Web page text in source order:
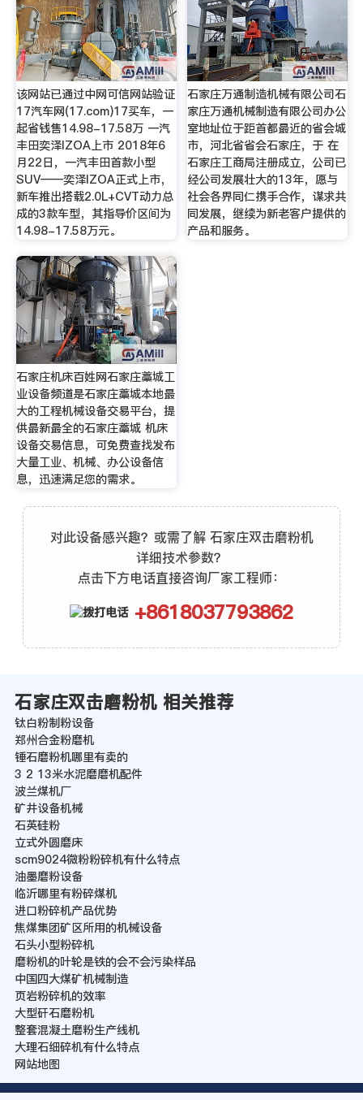
该网站已通过中网可信网站验证
17汽车网(17.com)17买车，一
起省钱售14.98-17.58万 一汽
丰田奕泽IZOA上市 2018年6
月22日，一汽丰田首款小型
SUV——奕泽IZOA正式上市，
新车推出搭载2.0L+CVT动力总
成的3款车型，其指导价区间为
14.98-17.58万元。
石家庄万通制造机械有限公司石
家庄万通机械制造有限公司办公
室地址位于距首都最近的省会城
市，河北省省会石家庄，于 在
石家庄工商局注册成立，公司已
经公司发展壮大的13年，愿与
社会各界同仁携手合作，谋求共
同发展，继续为新老客户提供的
产品和服务。
石家庄机床百姓网石家庄藁城工
业设备频道是石家庄藁城本地最
大的工程机械设备交易平台，提
供最新最全的石家庄藁城 机床
设备交易信息，可免费查找发布
大量工业、机械、办公设备信
息，迅速满足您的需求。
对此设备感兴趣？或需了解 石家庄双击磨粉机
详细技术参数？
点击下方电话直接咨询厂家工程师：
+8618037793862
石家庄双击磨粉机 相关推荐
钛白粉制粉设备
郑州合金粉磨机
锤石磨粉机哪里有卖的
3 2 13米水泥磨磨机配件
波兰煤机厂
矿井设备机械
石英硅粉
立式外圆磨床
scm9024微粉粉碎机有什么特点
油墨磨粉设备
临沂哪里有粉碎煤机
进口粉碎机产品优势
焦煤集团矿区所用的机械设备
石头小型粉碎机
磨粉机的叶轮是铁的会不会污染样品
中国四大煤矿机械制造
页岩粉碎机的效率
大型矸石磨粉机
整套混凝土磨粉生产线机
大理石细碎机有什么特点
网站地图